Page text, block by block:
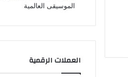
الموسيقى العالمية
العملات الرقمية